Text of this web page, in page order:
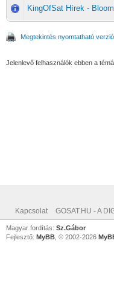
KingOfSat Hírek -
Megtekintés nyomtatható
Jelenlevő felhasználók ebben a
Kapcsolat GOSAT.HU - A
Magyar fordítás: Sz.Gábor
Fejlesztő: MyBB , © 2002-2026